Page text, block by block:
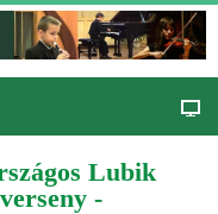
Lubik
-